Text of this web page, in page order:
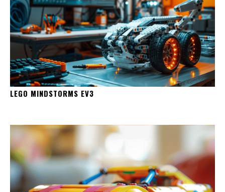
LEGO MINDSTORMS EV3